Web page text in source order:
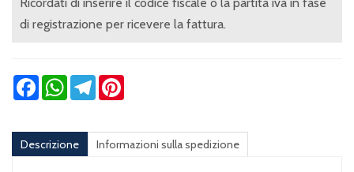
di registrazione per ricevere la fattura.
FacebookWhatsApp
Telegram
Descrizione Informazioni sulla spedizione